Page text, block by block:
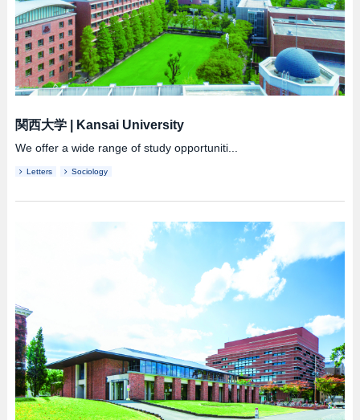
関西大学| Kansai University
We offer a wide range of study opportuniti...
Letters Sociology